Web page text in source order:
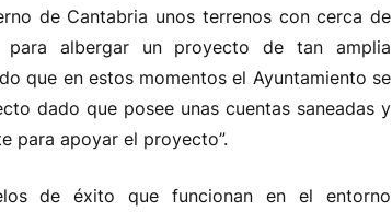
de Cantabria unos terrenos con cerca de
para albergar un proyecto de tan amplia
que en estos momentos el Ayuntamiento se
dado que posee unas cuentas saneadas y
para apoyar el proyecto”.
de éxito que funcionan en el entorno